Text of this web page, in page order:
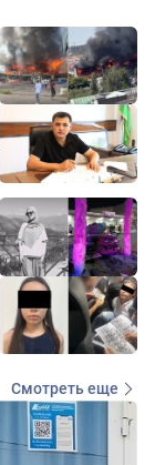
Смотреть еще